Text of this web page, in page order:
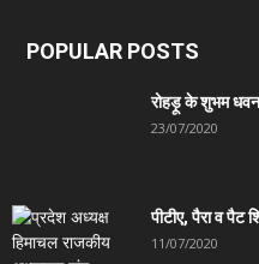
POPULAR POSTS
रोहड़ू के शुभम
23/07/2020
पीटीए, पैरा व पैट
11/07/2020